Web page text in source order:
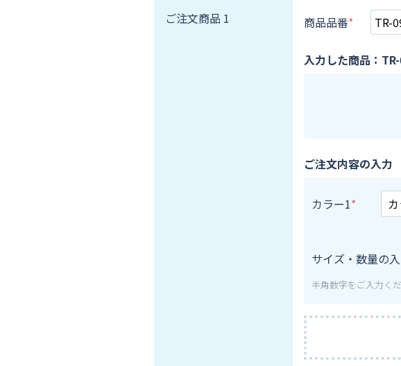
ご注文商品 1 商品品番
入力した商品：
ご注文内容の入力
カラー1
サイズ・数量の
半角数字をご入力く